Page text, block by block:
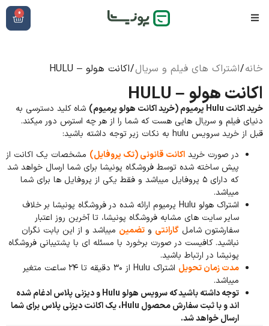
0
خانه/اشتراک های فیلم و سریال/ اکانت هولو – HULU
اکانت هولو – HULU
خرید اکانت Hulu پرمیوم (خرید اکانت هولو پرمیوم)
شاه کلید دسترسی به
دنیای فیلم و سریال هایی هست که شما را از هر چه استرس دور میکند.
قبل از خرید سرویس hulu به نکات زیر توجه داشته باشید:
در صورت خرید اکانت قانونی (تک پروفایل) مشخصات یک اکانت از
پیش ساخته شده توسط فروشگاه پونیشا برای شما ارسال خواهد شد
که دارای ۵ پروفایل میباشد و فقط یکی از پروفایل ها برای شما
میباشد.
اشتراک هولو Hulu پرمیوم ارائه شده در فروشگاه پونیشا بر خلاف
سایر سایت های مشابه فروشگاه پونیشا، تا آخرین روز اعتبار
سفارشتون شامل گارانتی و تضمین میباشد و از این بابت نگران
نباشید. کافیست در صورت برخورد با مسئله ای با پشتیبانی فروشگاه
پونیشا در ارتباط باشید.
مدت زمان تحویل
اشتراک Hulu از ۳۰ دقیقه تا ۲۴ ساعت متغیر
میباشد.
توجه داشته باشید که سرویس هولو Hulu و دیزنی پلاس ادغام شده
اند و با ثبت سفارش محصول Hulu، یک اکانت دیزنی پلاس برای شما
ارسال خواهد شد.